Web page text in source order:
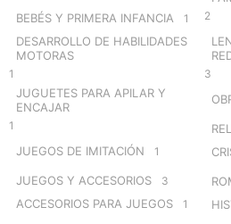
BEBÉS Y PRIMERA INFANCIA 1
DESARROLLO DE HABILIDADES
MOTORAS
1
JUGUETES PARA APILAR Y
ENCAJAR
1
JUEGOS DE IMITACIÓN 1
JUEGOS Y ACCESORIOS 3
ACCESORIOS PARA JUEGOS 1
2
3